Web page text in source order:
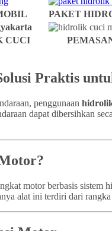
PAKET
CUCI
Praktis
penggunaan
dapat dibersihkan
motor berbasis sistem
alat ini terdiri dari